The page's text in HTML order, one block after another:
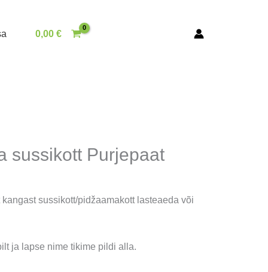
0,00€
sussikott Purjepaat
sussikott/pidžaamakott lasteaeda või
ja lapse nime tikime pildi alla.